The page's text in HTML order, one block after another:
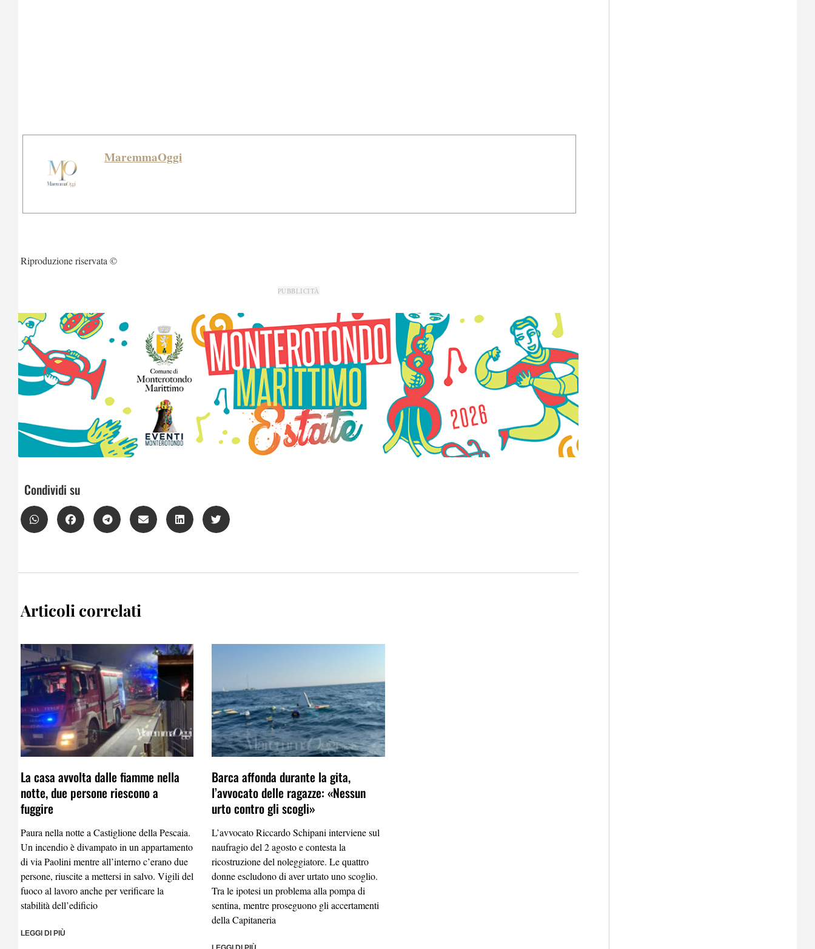
MaremmaOggi
Riproduzione riservata ©
PUBBLICITÀ
Condividi su
Articoli correlati
La casa avvolta dalle fiamme nella
notte, due persone riescono a
fuggire
Paura nella notte a Castiglione della Pescaia.
Un incendio è divampato in un appartamento
di via Paolini mentre all’interno c’erano due
persone, riuscite a mettersi in salvo. Vigili del
fuoco al lavoro anche per verificare la
stabilità dell’edificio
LEGGI DI PIÙ
Barca affonda durante la gita,
l’avvocato delle ragazze: «Nessun
urto contro gli scogli»
L’avvocato Riccardo Schipani interviene sul
naufragio del 2 agosto e contesta la
ricostruzione del noleggiatore. Le quattro
donne escludono di aver urtato uno scoglio.
Tra le ipotesi un problema alla pompa di
sentina, mentre proseguono gli accertamenti
della Capitaneria